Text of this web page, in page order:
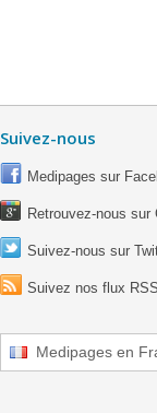
Suivez-nous
Medipages sur
Retrouvez-nous sur
Suivez-nous sur
Suivez nos flux RSS
Medipages en